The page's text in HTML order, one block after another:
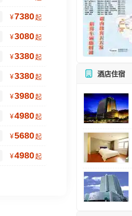
¥7380起
¥3080起
¥3380起
¥3380起
¥3980起
¥4980起
¥5680起
¥4980起
酒店住宿